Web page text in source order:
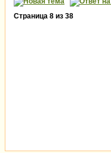
Страница 8 из 38